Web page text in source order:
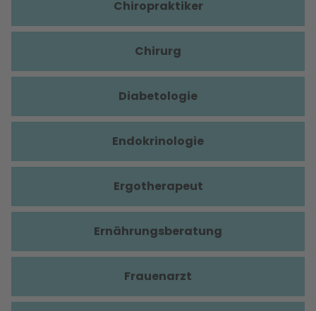
Chiropraktiker
Chirurg
Diabetologie
Endokrinologie
Ergotherapeut
Ernährungsberatung
Frauenarzt